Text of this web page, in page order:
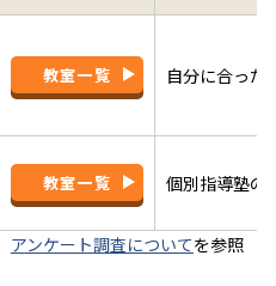
教室一覧 自分に合った
教室一覧 個別指導塾の
アンケート調査についてを参照